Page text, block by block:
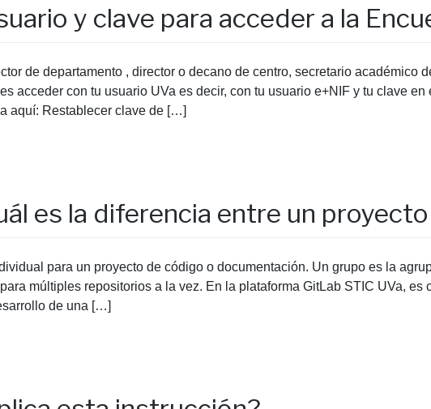
y clave para acceder a la
de departamento , director o decano de centro, secretario académico
acceder con tu usuario UVa es decir, con tu usuario e+NIF y tu clave
aquí: Restablecer clave de […]
es la diferencia entre un
para un proyecto de código o documentación. Un grupo es la
múltiples repositorios a la vez. En la plataforma GitLab STIC UVa, es
de una […]